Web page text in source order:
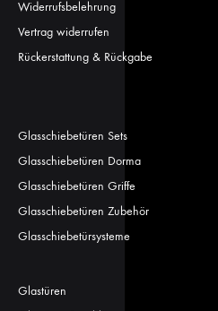
Widerrufsbelehrung
Vertrag widerrufen
Rückerstattung & Rückgabe
Glasschiebetüren Sets
Glasschiebetüren Dorma
Glasschiebetüren Griffe
Glasschiebetüren Zubehör
Glasschiebetürsysteme
Glastüren